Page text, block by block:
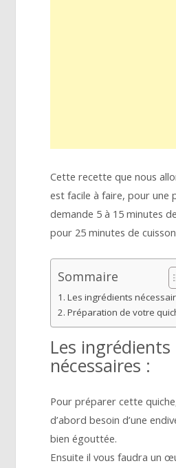
Cette recette que nous
est facile à faire, pour une
demande 5 à 15 minutes
pour 25 minutes de
Sommaire
Les ingrédients
Préparation de votre
Les ingrédients
nécessaires :
Pour préparer cette
d’abord besoin d’une
bien égouttée.
Ensuite il vous faudra un